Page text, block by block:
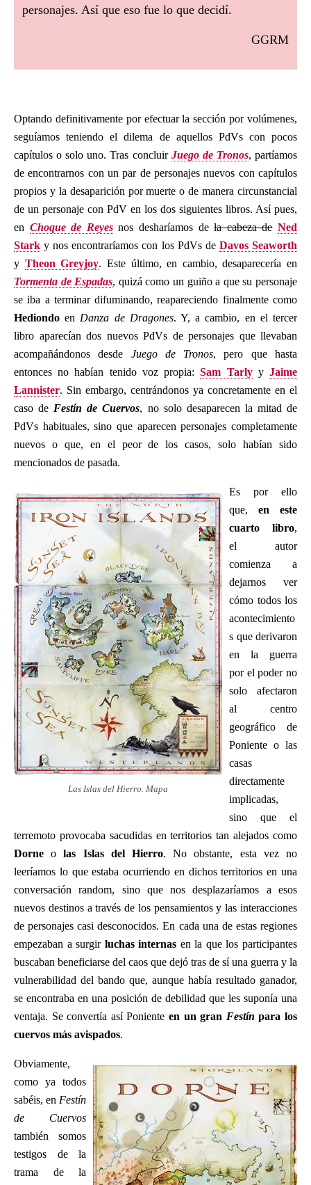
personajes. Así que eso fue lo que decidí.
GGRM
Optando definitivamente por efectuar la sección por volúmenes,
seguíamos teniendo el dilema de aquellos PdVs con pocos
capítulos o solo uno. Tras concluir Juego de Tronos, partíamos
de encontrarnos con un par de personajes nuevos con capítulos
propios y la desaparición por muerte o de manera circunstancial
de un personaje con PdV en los dos siguientes libros. Así pues,
en Choque de Reyesnos desharíamos dela cabeza de Ned
Stark y nos encontraríamos con los PdVs de Davos Seaworth
y Theon Greyjoy. Este último, en cambio, desaparecería en
Tormenta de Espadas, quizá como un guiño a que su personaje
se iba a terminar difuminando, reapareciendo finalmente como
Hediondo en Danza de Dragones. Y, a cambio, en el tercer
libro aparecían dos nuevos PdVs de personajes que llevaban
acompañándonos desde Juego de Tronos, pero que hasta
entonces no habían tenido voz propia:Sam TarlyyJaime
Lannister. Sin embargo, centrándonos ya concretamente en el
caso de Festín de Cuervos, no solo desaparecen la mitad de
PdVs habituales, sino que aparecen personajes completamente
nuevos o que, en el peor de los casos, solo habían sido
mencionados de pasada.
Las Islas del Hierro. Mapa
Es por ello
que, en este
cuarto libro,
el autor
comienza a
dejarnos ver
cómo todos los
acontecimiento
s que derivaron
en la guerra
por el poder no
solo afectaron
al centro
geográfico de
Poniente o las
casas
directamente
implicadas,
sino que el
terremoto provocaba sacudidas en territorios tan alejados como
Dorne olas Islas del Hierro. No obstante, esta vez no
leeríamos lo que estaba ocurriendo en dichos territorios en una
conversación random, sino que nos desplazaríamos a esos
nuevos destinos a través de los pensamientos y las interacciones
de personajes casi desconocidos. En cada una de estas regiones
empezaban a surgir luchas internas en la que los participantes
buscaban beneficiarse del caos que dejó tras de sí una guerra y la
vulnerabilidad del bando que, aunque había resultado ganador,
se encontraba en una posición de debilidad que les suponía una
ventaja. Se convertía así Poniente en un gran Festín para los
cuervos más avispados.
Obviamente,
como ya todos
sabéis, en Festín
de Cuervos
también somos
testigos de la
trama de la